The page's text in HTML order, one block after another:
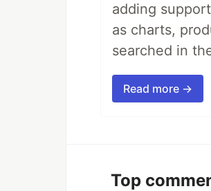
adding
as charts,
searched in
Read more →
Top